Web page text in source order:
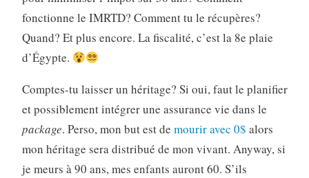
fonctionne le IMRTD? Comment tu le récupères?
Quand? Et plus encore. La fiscalité, c’est la 8e plaie
d’Égypte.
Comptes-tu laisser un héritage? Si oui, faut le planifier
et possiblement intégrer une assurance vie dans le
package. Perso, mon but est de mourir avec 0$ alors
mon héritage sera distribué de mon vivant. Anyway, si
je meurs à 90 ans, mes enfants auront 60. S’ils